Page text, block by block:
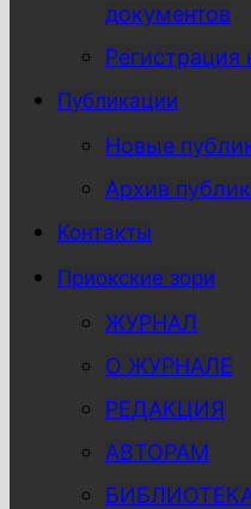
документов
Регистрация
Публикации
Новые
Архив
Контакты
Приокские зори
ЖУРНАЛ
О ЖУРНАЛЕ
РЕДАКЦИЯ
АВТОРАМ